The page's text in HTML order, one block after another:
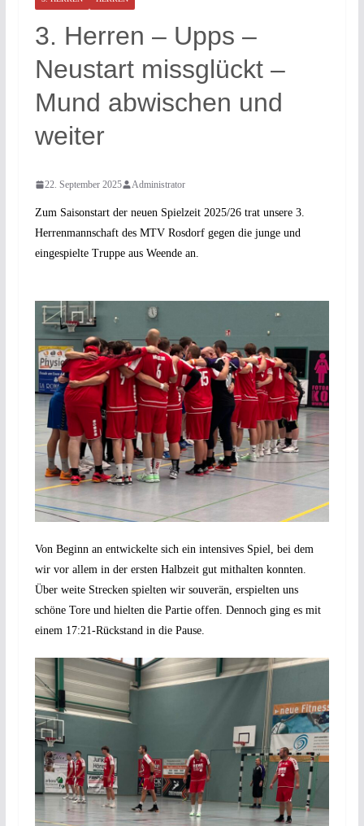
3. Herren – Upps –
Neustart missglückt –
Mund abwischen und
weiter
22. September 2025 Administrator
Zum Saisonstart der neuen Spielzeit 2025/26 trat unsere 3.
Herrenmannschaft des MTV Rosdorf gegen die junge und
eingespielte Truppe aus Weende an.
Von Beginn an entwickelte sich ein intensives Spiel, bei dem
wir vor allem in der ersten Halbzeit gut mithalten konnten.
Über weite Strecken spielten wir souverän, erspielten uns
schöne Tore und hielten die Partie offen. Dennoch ging es mit
einem 17:21-Rückstand in die Pause.